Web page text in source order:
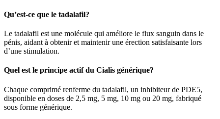
Qu’est-ce que le tadalafil?
Le tadalafil est une molécule qui améliore le flux sanguin dans le
pénis, aidant à obtenir et maintenir une érection satisfaisante lors
d’une stimulation.
Quel est le principe actif du Cialis générique?
Chaque comprimé renferme du tadalafil, un inhibiteur de PDE5,
disponible en doses de 2,5 mg, 5 mg, 10 mg ou 20 mg, fabriqué
sous forme générique.